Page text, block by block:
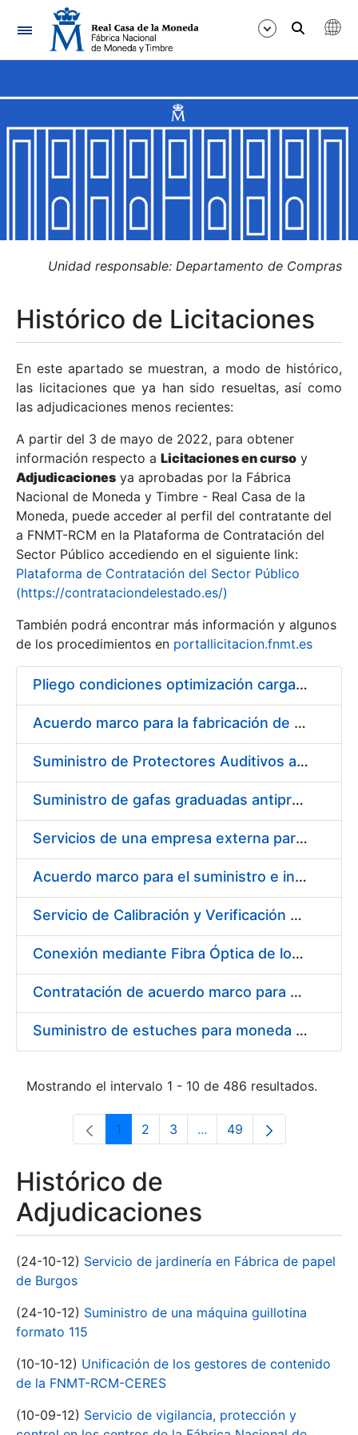
Navegación
Mostrar/Ocultar
Mostrar/Ocultar
Mostrar/Ocultar
Mostrar/Ocultar
Mostrar/Ocultar
Mostrar/Ocultar
Unidad responsable: Departamento de Compras
Histórico de Licitaciones
En este apartado se muestran, a modo de histórico,
las licitaciones que ya han sido resueltas, así como
las adjudicaciones menos recientes:
A partir del 3 de mayo de 2022, para obtener
información respecto a Licitaciones en curso y
Adjudicaciones ya aprobadas por la Fábrica
Nacional de Moneda y Timbre - Real Casa de la
Moneda, puede acceder al perfil del contratante del
a FNMT-RCM en la Plataforma de Contratación del
Sector Público accediendo en el siguiente link:
Plataforma de Contratación del Sector Público
(https://contrataciondelestado.es/)
También podrá encontrar más información y algunos
de los procedimientos en portallicitacion.fnmt.es
Pliego condiciones optimización cargas compras firmado
Acuerdo marco para la fabricación de piezas
Suministro de Protectores Auditivos a medida para las personas trabajadoras de los Centros de Trabajo de Madrid y Burgos
Suministro de gafas graduadas antiproyecciones para los trabajadores de la FNMT-RCM en los centros de trabajo de Madrid y Burgos
Servicios de una empresa externa para el asesoramiento y resolución de los recursos de alzada que se presentan relacionados con procesos de selección para la FNMT-RCM
Acuerdo marco para el suministro e instalación de persianas, estores y otros complementos
Servicio de Calibración y Verificación Externa de los Equipos de Medición del Servicio de Prevención de la FNMT-RCM
Conexión mediante Fibra Óptica de los Centros de Proceso de Datos (CPDs) de las sedes de la FNMT-RCM de Burgos y Madrid
Contratación de acuerdo marco para el Suministro de Material de Electricidad para la Fábrica Nacional de Moneda y Timbre-Real Casa de la Moneda en su centro de trabajo de Burgos
Suministro de estuches para moneda de 30 €
Mostrando el intervalo 1 - 10 de 486 resultados.
Página
1 Página
2 Página
3 ...Páginas intermedias Use
Página
49
Histórico de
Adjudicaciones
(24-10-12) Servicio de jardinería en Fábrica de papel
de Burgos
(24-10-12) Suministro de una máquina guillotina
formato 115
(10-10-12) Unificación de los gestores de contenido
de la FNMT-RCM-CERES
(10-09-12) Servicio de vigilancia, protección y